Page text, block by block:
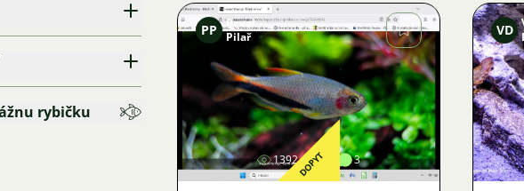
rybičku
Obrázok
PP
Pavel
Pilař
1392 3
DOPYT
VD